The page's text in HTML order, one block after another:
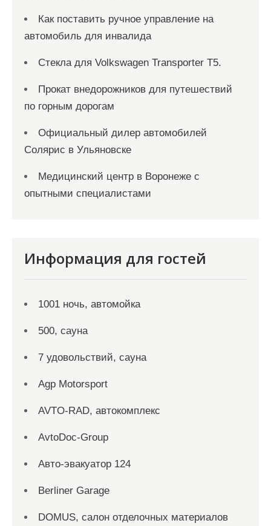
Как поставить ручное управление на
автомобиль для инвалида
Стекла для Volkswagen Transporter T5.
Прокат внедорожников для путешествий
по горным дорогам
Официальный дилер автомобилей
Солярис в Ульяновске
Медицинский центр в Воронеже с
опытными специалистами
Информация для гостей
1001 ночь, автомойка
500, сауна
7 удовольствий, сауна
Agp Motorsport
AVTO-RAD, автокомплекс
AvtoDoc-Group
Aвто-эвакуатор 124
Berliner Garage
DOMUS, салон отделочных материалов